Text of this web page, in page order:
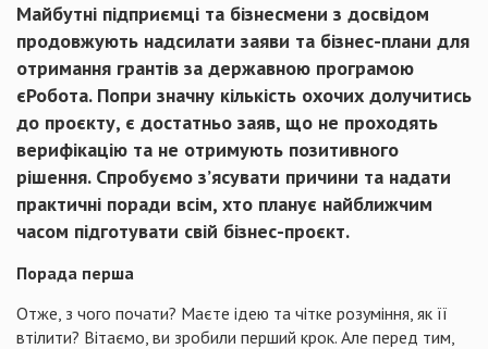
Майбутні підприємці та бізнесмени з досвідом
продовжують надсилати заяви та бізнес-плани для
отримання грантів за державною програмою
єРобота. Попри значну кількість охочих долучитись
до проєкту, є достатньо заяв, що не проходять
верифікацію та не отримують позитивного
рішення. Спробуємо з’ясувати причини та надати
практичні поради всім, хто планує найближчим
часом підготувати свій бізнес-проєкт.
Порада перша
Отже, з чого почати? Маєте ідею та чітке розуміння, як її
втілити? Вітаємо, ви зробили перший крок. Але перед тим,